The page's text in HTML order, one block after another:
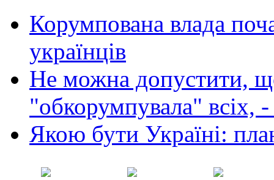
Корумпована влада
українців
Не можна допустити,
"обкорумпувала" всіх,
Якою бути Україні: